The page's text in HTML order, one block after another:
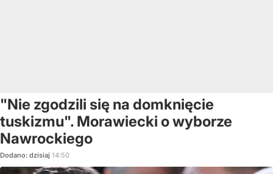
"Nie zgodzili się na domknięcie
tuskizmu". Morawiecki o wyborze
Nawrockiego
Dodano: dzisiaj 14:50